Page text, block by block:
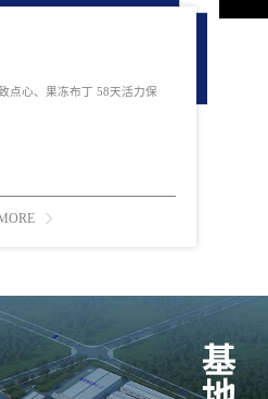
点心、果冻布丁 58天活力保